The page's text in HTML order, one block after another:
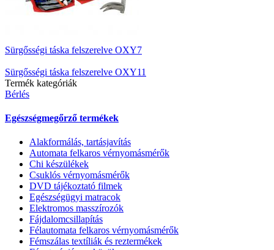
Sürgősségi táska felszerelve OXY7
Sürgősségi táska felszerelve OXY11
Termék kategóriák
Bérlés
Egészségmegőrző termékek
Alakformálás, tartásjavítás
Automata felkaros vérnyomásmérők
Chi készülékek
Csuklós vérnyomásmérők
DVD tájékoztató filmek
Egészségügyi matracok
Elektromos masszírozók
Fájdalomcsillapítás
Félautomata felkaros vérnyomásmérők
Fémszálas textíliák és reztermékek